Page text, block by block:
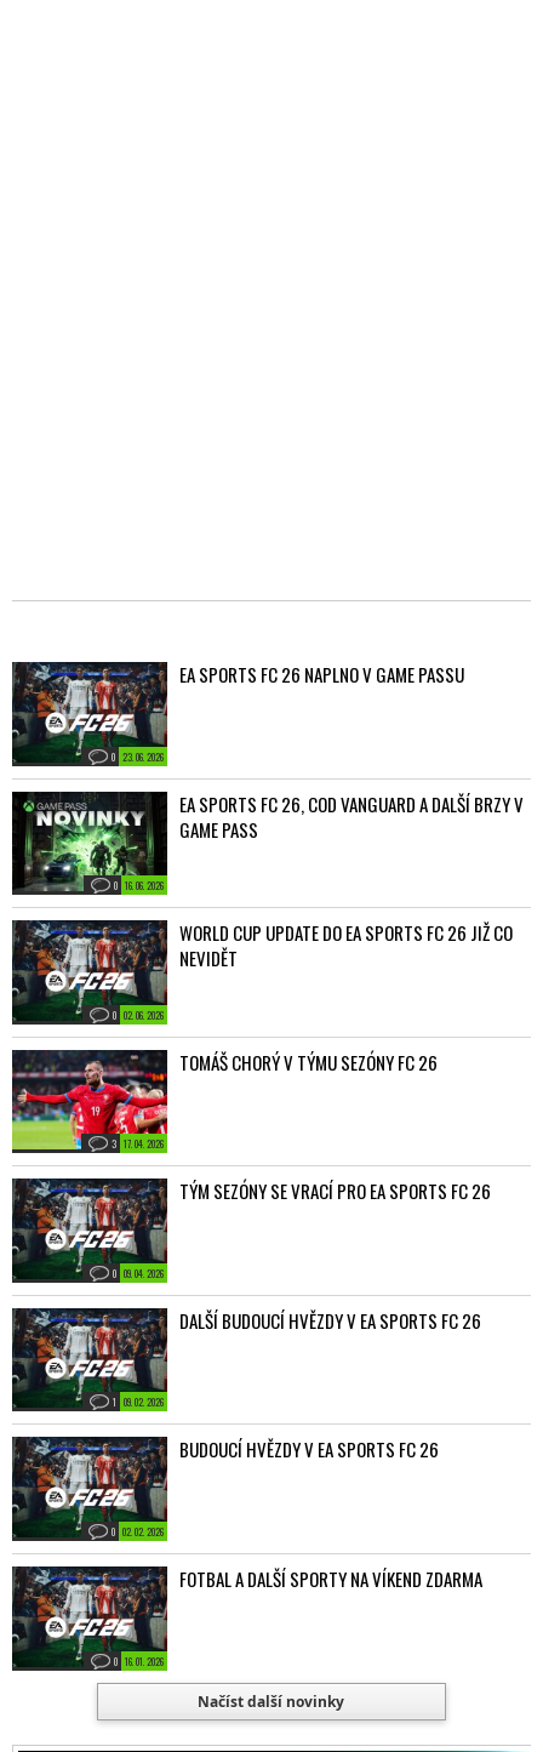
23. 06. 2026
0
EA SPORTS FC 26 NAPLNO V GAME PASSU
16. 06. 2026
0
EA SPORTS FC 26, COD VANGUARD A DALŠÍ BRZY V
GAME PASS
02. 06. 2026
0
WORLD CUP UPDATE DO EA SPORTS FC 26 JIŽ CO
NEVIDĚT
17. 04. 2026
3
TOMÁŠ CHORÝ V TÝMU SEZÓNY FC 26
09. 04. 2026
0
TÝM SEZÓNY SE VRACÍ PRO EA SPORTS FC 26
09. 02. 2026
1
DALŠÍ BUDOUCÍ HVĚZDY V EA SPORTS FC 26
02. 02. 2026
0
BUDOUCÍ HVĚZDY V EA SPORTS FC 26
16. 01. 2026
0
FOTBAL A DALŠÍ SPORTY NA VÍKEND ZDARMA
Načíst další novinky